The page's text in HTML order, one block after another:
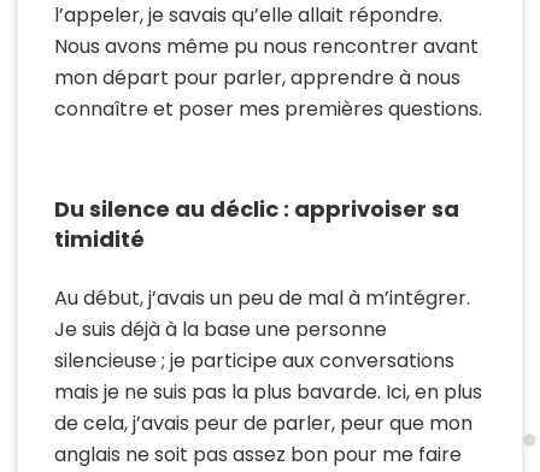
l’appeler, je savais qu’elle allait répondre.
Nous avons même pu nous rencontrer avant
mon départ pour parler, apprendre à nous
connaître et poser mes premières questions.
Du silence au déclic : apprivoiser sa
timidité
Au début, j’avais un peu de mal à m’intégrer.
Je suis déjà à la base une personne
silencieuse ; je participe aux conversations
mais je ne suis pas la plus bavarde. Ici, en plus
de cela, j’avais peur de parler, peur que mon
anglais ne soit pas assez bon pour me faire